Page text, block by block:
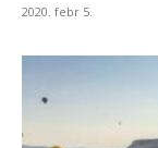
2020. febr 5.